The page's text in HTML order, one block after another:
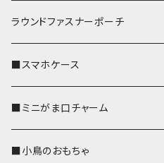
ラウンドファスナーポーチ
■スマホケース
■ミニがま口チャーム
■小鳥のおもちゃ